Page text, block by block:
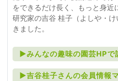
をできるだけ長く、もっと身
研究家の吉谷 桂子（よしや・
きました。
►みんなの趣味の園芸HPで
►吉谷桂子さんの会員情報